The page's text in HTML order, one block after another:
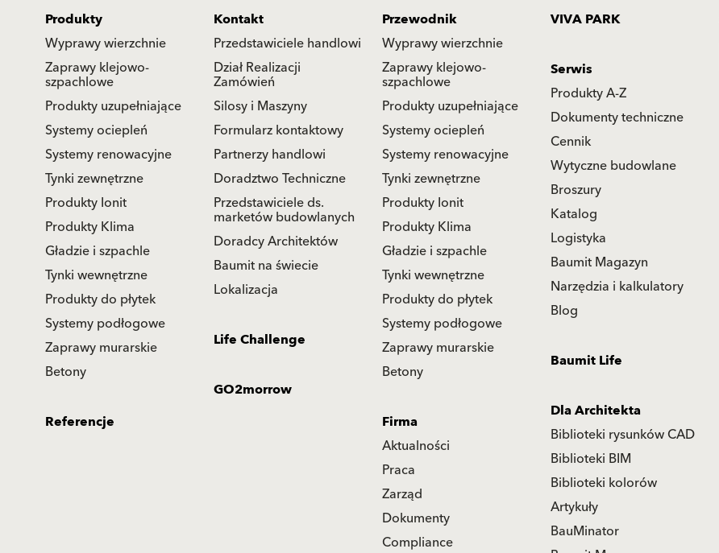
Produkty
Wyprawy wierzchnie
Zaprawy klejowo-
szpachlowe
Produkty uzupełniające
Systemy ociepleń
Systemy renowacyjne
Tynki zewnętrzne
Produkty Ionit
Produkty Klima
Gładzie i szpachle
Tynki wewnętrzne
Produkty do płytek
Systemy podłogowe
Zaprawy murarskie
Betony
Kontakt
Przedstawiciele handlowi
Dział Realizacji
Zamówień
Silosy i Maszyny
Formularz kontaktowy
Partnerzy handlowi
Doradztwo Techniczne
Przedstawiciele ds.
marketów budowlanych
Doradcy Architektów
Baumit na świecie
Lokalizacja
Przewodnik
Wyprawy wierzchnie
Zaprawy klejowo-
szpachlowe
Produkty uzupełniające
Systemy ociepleń
Systemy renowacyjne
Tynki zewnętrzne
Produkty Ionit
Produkty Klima
Gładzie i szpachle
Tynki wewnętrzne
Produkty do płytek
Systemy podłogowe
Zaprawy murarskie
Betony
VIVA PARK
Serwis
Produkty A-Z
Dokumenty techniczne
Cennik
Wytyczne budowlane
Broszury
Katalog
Logistyka
Baumit Magazyn
Narzędzia i kalkulatory
Blog
Life Challenge
Baumit Life
GO2morrow
Dla Architekta
Biblioteki rysunków CAD
Biblioteki BIM
Biblioteki kolorów
Artykuły
BauMinator
Referencje
Firma
Aktualności
Praca
Zarząd
Dokumenty
Compliance